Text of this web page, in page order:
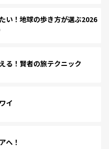
い！地球の歩き方が選ぶ2026
る！賢者の旅テクニック
イ
へ！